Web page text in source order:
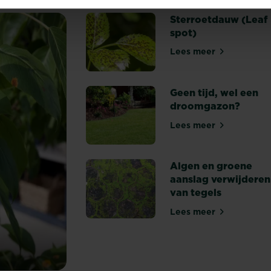
Sterroetdauw (Leaf
spot)
Lees meerSterroetdauw
Geen tijd, wel een
droomgazon?
Lees meerGeen tijd, wel
Algen en groene
aanslag verwijderen
van tegels
Lees meerAlgen en